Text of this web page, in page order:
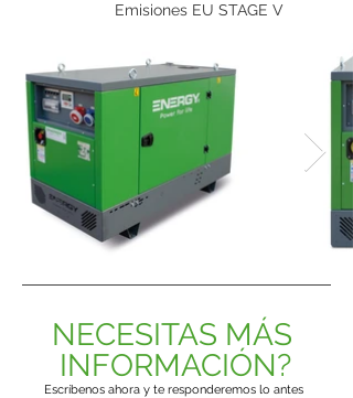
Emisiones EU STAGE V
NECESITAS MÁS
INFORMACIÓN?
Escríbenos ahora y te responderemos lo antes